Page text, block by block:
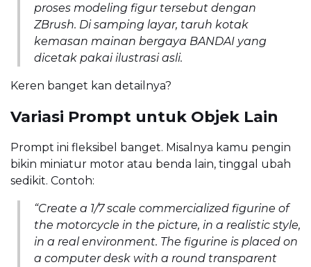
proses modeling figur tersebut dengan
ZBrush. Di samping layar, taruh kotak
kemasan mainan bergaya BANDAI yang
dicetak pakai ilustrasi asli.
Keren banget kan detailnya?
Variasi Prompt untuk Objek Lain
Prompt ini fleksibel banget. Misalnya kamu pengin
bikin miniatur motor atau benda lain, tinggal ubah
sedikit. Contoh:
“Create a 1/7 scale commercialized figurine of
the motorcycle in the picture, in a realistic style,
in a real environment. The figurine is placed on
a computer desk with a round transparent